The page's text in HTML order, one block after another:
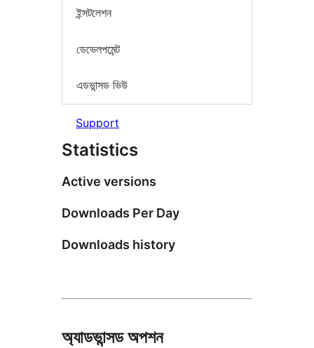
ইন্সটলেশন
ডেভেলপমেন্ট
এডভান্সড ভিউ
Support
Statistics
Active versions
Downloads Per Day
Downloads history
অ্যাডভান্সড অপশন